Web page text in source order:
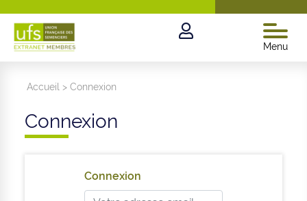
Menu
Accueil >Connexion
Connexion
Connexion